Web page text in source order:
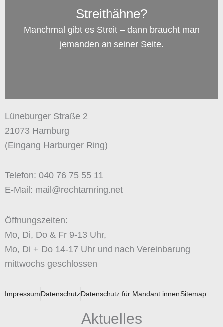
Streithähne?
Manchmal gibt es Streit – dann braucht man
jemanden an seiner Seite.
Lüneburger Straße 2
21073 Hamburg
(Eingang Harburger Ring)
Telefon: 040 76 75 55 11
E-Mail: mail@rechtamring.net
Öffnungszeiten:
Mo, Di, Do & Fr 9-13 Uhr,
Mo, Di + Do 14-17 Uhr und nach Vereinbarung
mittwochs geschlossen
ImpressumDatenschutzDatenschutz für Mandant:innenSitemap
Aktuelles